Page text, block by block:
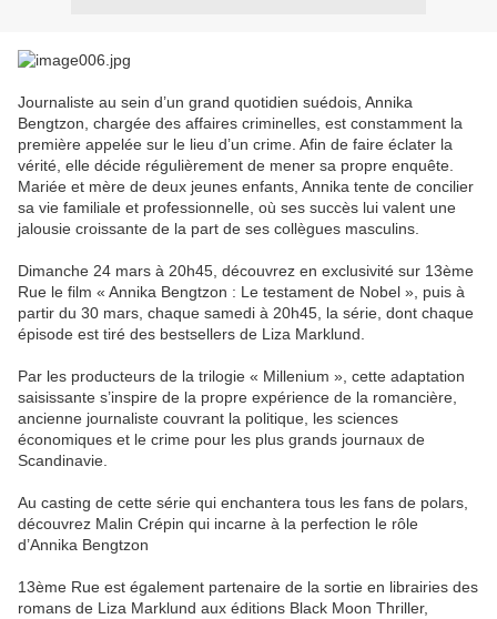
Journaliste au sein d’un grand quotidien suédois, Annika
Bengtzon, chargée des affaires criminelles, est constamment la
première appelée sur le lieu d’un crime. Afin de faire éclater la
vérité, elle décide régulièrement de mener sa propre enquête.
Mariée et mère de deux jeunes enfants, Annika tente de concilier
sa vie familiale et professionnelle, où ses succès lui valent une
jalousie croissante de la part de ses collègues masculins.
Dimanche 24 mars à 20h45, découvrez en exclusivité sur 13ème
Rue le film « Annika Bengtzon : Le testament de Nobel », puis à
partir du 30 mars, chaque samedi à 20h45, la série, dont chaque
épisode est tiré des bestsellers de Liza Marklund.
Par les producteurs de la trilogie « Millenium », cette adaptation
saisissante s’inspire de la propre expérience de la romancière,
ancienne journaliste couvrant la politique, les sciences
économiques et le crime pour les plus grands journaux de
Scandinavie.
Au casting de cette série qui enchantera tous les fans de polars,
découvrez Malin Crépin qui incarne à la perfection le rôle
d’Annika Bengtzon
13ème Rue est également partenaire de la sortie en librairies des
romans de Liza Marklund aux éditions Black Moon Thriller,